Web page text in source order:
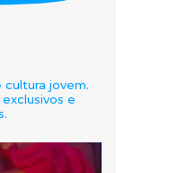
cultura jovem.
e